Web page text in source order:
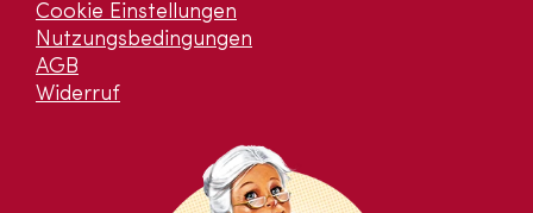
Cookie Einstellungen
Nutzungsbedingungen
AGB
Widerruf